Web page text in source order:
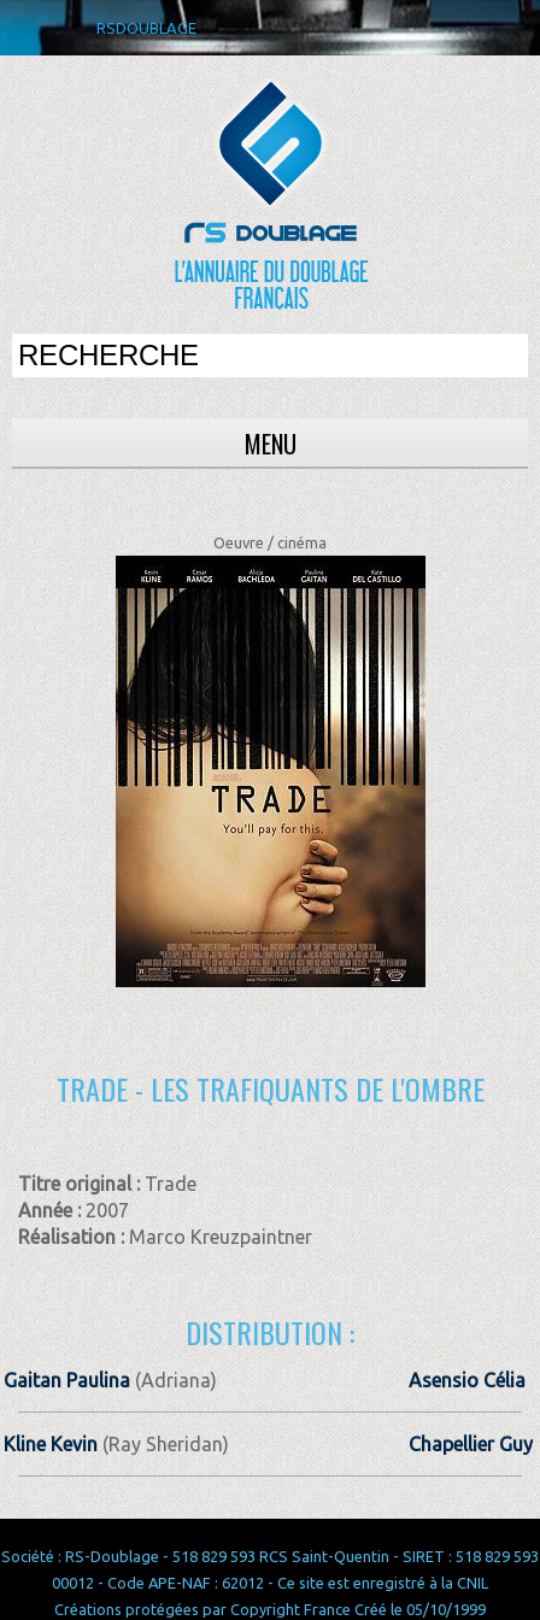
RSDOUBLAGE
MENU
Oeuvre /cinéma
TRADE - LES TRAFIQUANTS DE L'OMBRE
Titre original : Trade
Année :2007
Réalisation : Marco Kreuzpaintner
DISTRIBUTION :
Gaitan Paulina(Adriana) Asensio Célia
Kline Kevin(Ray Sheridan) Chapellier Guy
Société : RS-Doublage - 518 829 593 RCS Saint-Quentin - SIRET : 518 829 593
00012 - Code APE-NAF : 62012 - Ce site est enregistré à la CNIL
Créations protégées par Copyright France Créé le 05/10/1999